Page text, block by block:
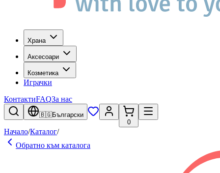
Храна
Аксесоари
Козметика
Играчки
КонтактиFAQЗа нас
🇧🇬Български
0
Начало/Каталог/
Обратно към каталога